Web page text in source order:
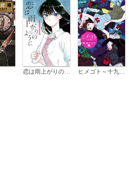
恋は雨上がりのように ヒメゴト～十九歳の制服～